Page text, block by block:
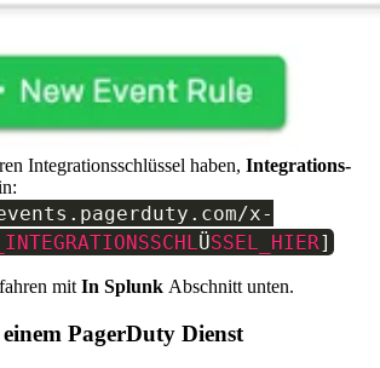
Integrationsschlüssel haben, Integrations-
. pagerduty . com/x-
ÜSSEL_HIER]
mit In Splunk Abschnitt unten.
PagerDuty Dienst